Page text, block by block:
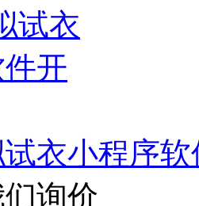
衣小程序
询价